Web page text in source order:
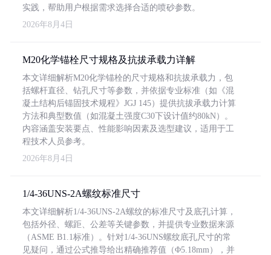
实践，帮助用户根据需求选择合适的喷砂参数。
2026年8月4日
M20化学锚栓尺寸规格及抗拔承载力详解
本文详细解析M20化学锚栓的尺寸规格和抗拔承载力，包
括螺杆直径、钻孔尺寸等参数，并依据专业标准（如《混
凝土结构后锚固技术规程》JGJ 145）提供抗拔承载力计算
方法和典型数值（如混凝土强度C30下设计值约80kN）。
内容涵盖安装要点、性能影响因素及选型建议，适用于工
程技术人员参考。
2026年8月4日
1/4-36UNS-2A螺纹标准尺寸
本文详细解析1/4-36UNS-2A螺纹的标准尺寸及底孔计算，
包括外径、螺距、公差等关键参数，并提供专业数据来源
（ASME B1.1标准）。针对1/4-36UNS螺纹底孔尺寸的常
见疑问，通过公式推导给出精确推荐值（Φ5.18mm），并